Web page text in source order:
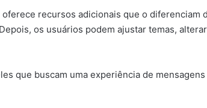
recursos adicionais que o diferenciam
os usuários podem ajustar temas,
que buscam uma experiência de